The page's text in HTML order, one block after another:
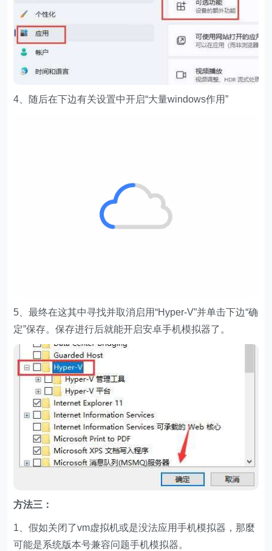
4、随后在下边有关设置中开启“大量windows作用”
5、最终在这其中寻找并取消启用“Hyper-V”并单击下边“确
定”保存。保存进行后就能开启安卓手机模拟器了。
方法三：
1、假如关闭了vm虚拟机或是没法应用手机模拟器，那麼
可能是系统版本号兼容问题手机模拟器。